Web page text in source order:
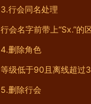
3.行会同名处理
行会名字前带上“Sx.”的
4.删除角色
等级低于90且离线超过
5.删除行会